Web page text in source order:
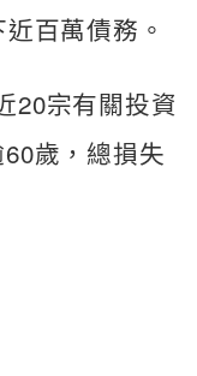
百萬債務。
20宗有關投資
歲，總損失